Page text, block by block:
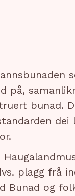
på,
bunad.
plagg frå
Bunad og